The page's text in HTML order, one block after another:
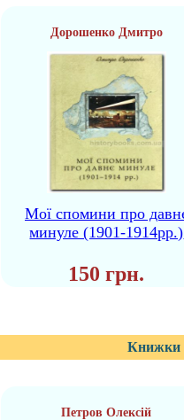
Дорошенко Дмитро
Мої спомини про
минуле (1901-1914рр.)
150 грн.
Книжки
Петров Олексій